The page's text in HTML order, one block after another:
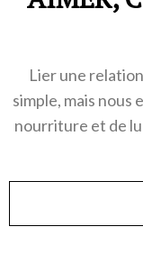
Lier une
simple, mais nous
nourriture et de